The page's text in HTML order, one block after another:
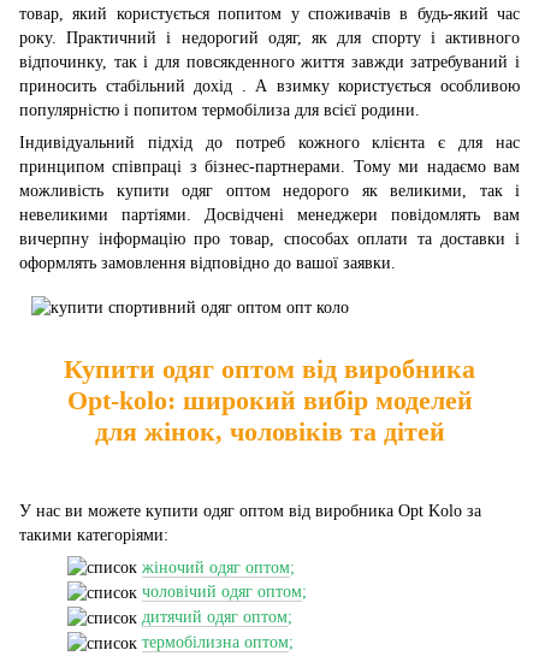
товар, який користується попитом у споживачів в будь-який час
року. Практичний і недорогий одяг, як для спорту і активного
відпочинку, так і для повсякденного життя завжди затребуваний і
приносить стабільний дохід . А взимку користується особливою
популярністю і попитом термобілиза для всієї родини.
Індивідуальний підхід до потреб кожного клієнта є для нас
принципом співпраці з бізнес-партнерами. Тому ми надаємо вам
можливість купити одяг оптом недорого як великими, так і
невеликими партіями. Досвідчені менеджери повідомлять вам
вичерпну інформацію про товар, способах оплати та доставки і
оформлять замовлення відповідно до вашої заявки.
Купити одяг оптом від виробника
Opt-kolo: широкий вибір моделей
для жінок, чоловіків та дітей
У нас ви можете купити одяг оптом від виробника Opt Kolo за
такими категоріями:
жіночий одяг оптом;
чоловічий одяг оптом;
дитячий одяг оптом;
термобілизна оптом;